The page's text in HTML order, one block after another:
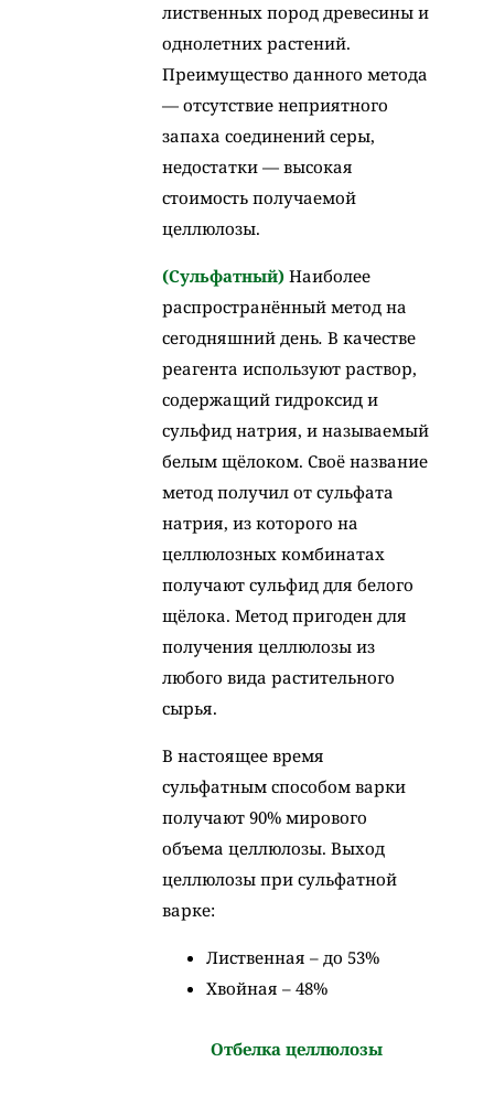
лиственных пород древесины и
однолетних растений.
Преимущество данного метода
— отсутствие неприятного
запаха соединений серы,
недостатки — высокая
стоимость получаемой
целлюлозы.
(Сульфатный) Наиболее
распространённый метод на
сегодняшний день. В качестве
реагента используют раствор,
содержащий гидроксид и
сульфид натрия, и называемый
белым щёлоком. Своё название
метод получил от сульфата
натрия, из которого на
целлюлозных комбинатах
получают сульфид для белого
щёлока. Метод пригоден для
получения целлюлозы из
любого вида растительного
сырья.
В настоящее время
сульфатным способом варки
получают 90% мирового
объема целлюлозы. Выход
целлюлозы при сульфатной
варке:
Лиственная – до 53%
Хвойная – 48%
Отбелка целлюлозы